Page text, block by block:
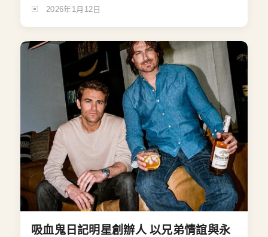
2026年1月12日
吸血鬼日記明星創辦人 以兄弟情誼與永